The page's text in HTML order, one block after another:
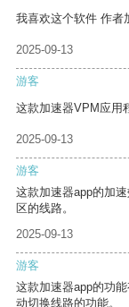
我喜欢这个软件 作者
2025-09-13
游客
这款加速器VPM应用
2025-09-13
游客
这款加速器app的加
区的线路。
2025-09-13
游客
这款加速器app的功
动切换线路的功能。